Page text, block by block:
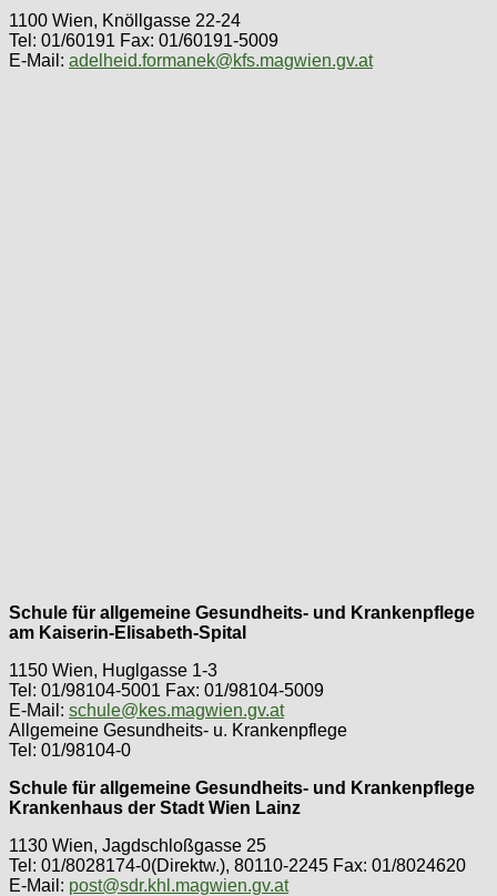
1100 Wien, Knöllgasse 22-24
Tel: 01/60191 Fax: 01/60191-5009
E-Mail: adelheid.formanek@kfs.magwien.gv.at
Schule für allgemeine Gesundheits- und Krankenpflege
am Kaiserin-Elisabeth-Spital
1150 Wien, Huglgasse 1-3
Tel: 01/98104-5001 Fax: 01/98104-5009
E-Mail: schule@kes.magwien.gv.at
Allgemeine Gesundheits- u. Krankenpflege
Tel: 01/98104-0
Schule für allgemeine Gesundheits- und Krankenpflege
Krankenhaus der Stadt Wien Lainz
1130 Wien, Jagdschloßgasse 25
Tel: 01/8028174-0(Direktw.), 80110-2245 Fax: 01/8024620
E-Mail: post@sdr.khl.magwien.gv.at